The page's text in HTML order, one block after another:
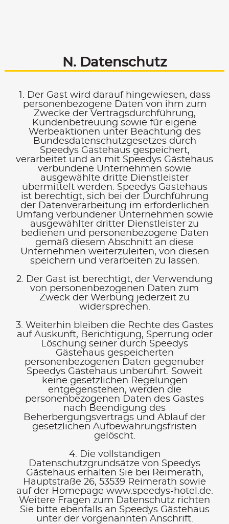
N. Datenschutz
1. Der Gast wird darauf hingewiesen, dass
personenbezogene Daten von ihm zum
Zwecke der Vertragsdurchführung,
Kundenbetreuung sowie für eigene
Werbeaktionen unter Beachtung des
Bundesdatenschutzgesetzes durch
Speedys Gästehaus gespeichert,
verarbeitet und an mit Speedys Gästehaus
verbundene Unternehmen sowie
ausgewählte dritte Dienstleister
übermittelt werden. Speedys Gästehaus
ist berechtigt, sich bei der Durchführung
der Datenverarbeitung im erforderlichen
Umfang verbundener Unternehmen sowie
ausgewählter dritter Dienstleister zu
bedienen und personenbezogene Daten
gemäß diesem Abschnitt an diese
Unternehmen weiterzuleiten, von diesen
speichern und verarbeiten zu lassen.
2. Der Gast ist berechtigt, der Verwendung
von personenbezogenen Daten zum
Zweck der Werbung jederzeit zu
widersprechen.
3. Weiterhin bleiben die Rechte des Gastes
auf Auskunft, Berichtigung, Sperrung oder
Löschung seiner durch Speedys
Gästehaus gespeicherten
personenbezogenen Daten gegenüber
Speedys Gästehaus unberührt. Soweit
keine gesetzlichen Regelungen
entgegenstehen, werden die
personenbezogenen Daten des Gastes
nach Beendigung des
Beherbergungsvertrags und Ablauf der
gesetzlichen Aufbewahrungsfristen
gelöscht.
4. Die vollständigen
Datenschutzgrundsätze von Speedys
Gästehaus erhalten Sie bei Reimerath,
Hauptstraße 26, 53539 Reimerath sowie
auf der Homepage www.speedys-hotel.de.
Weitere Fragen zum Datenschutz richten
Sie bitte ebenfalls an Speedys Gästehaus
unter der vorgenannten Anschrift.